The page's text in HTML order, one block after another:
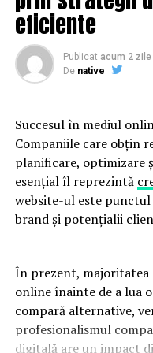
ARTICOLE PE ACEIASI TEMA:
Alertă! Cod galben de
afectate zone | JiulAZI
ancheta FBI | JiulAZI
eficiente
Publicat acum 2 zile
De native
Succesul în mediul
Companiile care obțin
planificare, optimizare
esențial îl reprezintă
website-ul este
brand și potențialii
În prezent,
online înainte de a lua
compară alternative,
profesionalismul
digitală are un impact